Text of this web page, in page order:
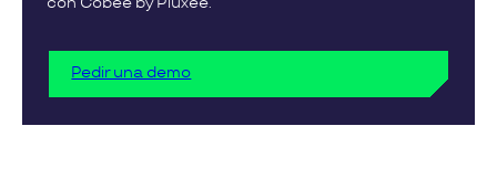
Pedir una demo